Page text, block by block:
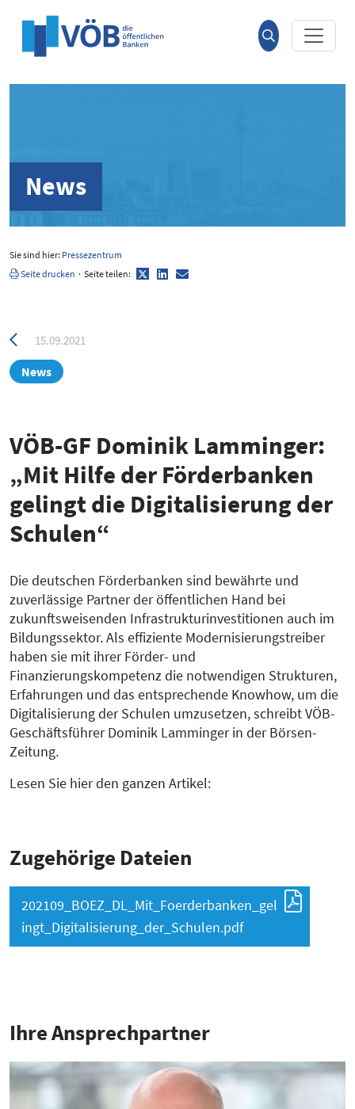
Suche
öffnen
News
Sie sind hier: Pressezentrum
Seite drucken · Seite teilen: TwitterLinkedIn
E-
Mail
Zurück
zur
15.09.2021
News
VÖB-GF Dominik Lamminger:
„Mit Hilfe der Förderbanken
gelingt die Digitalisierung der
Schulen“
Die deutschen Förderbanken sind bewährte und
zuverlässige Partner der öffentlichen Hand bei
zukunftsweisenden Infrastrukturinvestitionen auch im
Bildungssektor. Als effiziente Modernisierungstreiber
haben sie mit ihrer Förder- und
Finanzierungskompetenz die notwendigen Strukturen,
Erfahrungen und das entsprechende Knowhow, um die
Digitalisierung der Schulen umzusetzen, schreibt VÖB-
Geschäftsführer Dominik Lamminger in der Börsen-
Zeitung.
Lesen Sie hier den ganzen Artikel:
Zugehörige Dateien
202109_BOEZ_DL_Mit_Foerderbanken_gel
ingt_Digitalisierung_der_Schulen.pdf
Ihre Ansprech­partner